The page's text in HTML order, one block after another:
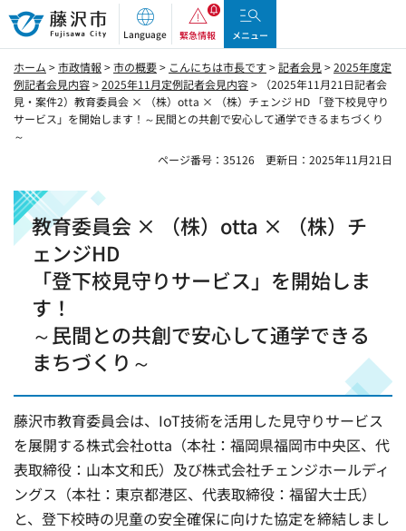
藤沢市
Language 緊急情報 メニュー
ホーム >市政情報 >市の概要> こんにちは市長です>記者会見>2025年度定
例記者会見内容>2025年11月定例記者会見内容> （2025年11月21日記者会
見・案件2）教育委員会 × （株）otta × （株）チェンジ HD 「登下校見守り
サービス」を開始します！～民間との共創で安心して通学できるまちづくり
～
ページ番号：35126
更新日：2025年11月21日
教育委員会 × （株）otta × （株）チ
ェンジHD
「登下校見守りサービス」を開始しま
す！
～民間との共創で安心して通学できる
まちづくり～
藤沢市教育委員会は、IoT技術を活用した見守りサービス
を展開する株式会社otta（本社：福岡県福岡市中央区、代
表取締役：山本文和氏）及び株式会社チェンジホールディ
ングス（本社：東京都港区、代表取締役：福留大士氏）
と、登下校時の児童の安全確保に向けた協定を締結しまし